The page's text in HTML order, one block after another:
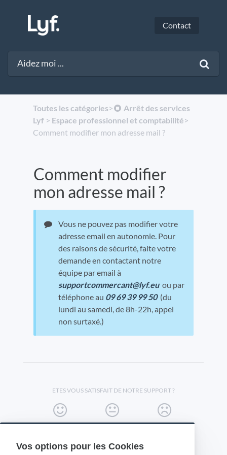
Vos options pour les Cookies
Contact
Toutes les catégories​>​
​Arrêt des services
Lyf​ > ​ ​Espace professionnel et comptabilité​>​
Comment modifier mon adresse mail ?
Comment modifier
mon adresse mail ?
Vous ne pouvez pas modifier votre
adresse email en autonomie. Pour
des raisons de sécurité, faite votre
demande en contactant notre
équipe par email à
supportcommercant@lyf.eu ou par
téléphone au 09 69 39 99 50 (du
lundi au samedi, de 8h-22h, appel
non surtaxé.)
ETES VOUS SATISFAIT DE NOTRE SUPPORT ?